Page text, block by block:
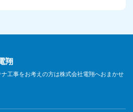
翔
ナ工事をお考えの方は株式会社電翔へおまかせ